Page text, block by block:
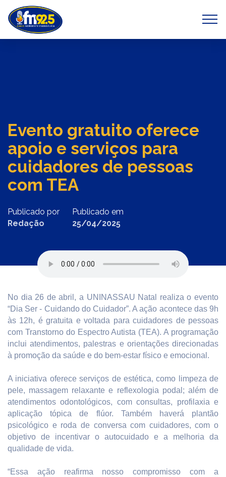
Previous Next
Evento gratuito oferece
apoio e serviços para
cuidadores de pessoas
com TEA
Publicado por
Redação
Publicado em
25/04/2025
No dia 26 de abril, a UNINASSAU Natal realiza o evento
“Dia Ser - Cuidando do Cuidador”. A ação acontece das 9h
às 12h, é gratuita e voltada para cuidadores de pessoas
com Transtorno do Espectro Autista (TEA). A programação
inclui atendimentos, palestras e orientações direcionadas
à promoção da saúde e do bem-estar físico e emocional.
A iniciativa oferece serviços de estética, como limpeza de
pele, massagem relaxante e reflexologia podal; além de
atendimentos odontológicos, com consultas, profilaxia e
aplicação tópica de flúor. Também haverá plantão
psicológico e roda de conversa com cuidadores, com o
objetivo de incentivar o autocuidado e a melhoria da
qualidade de vida.
“Essa ação reafirma nosso compromisso com a